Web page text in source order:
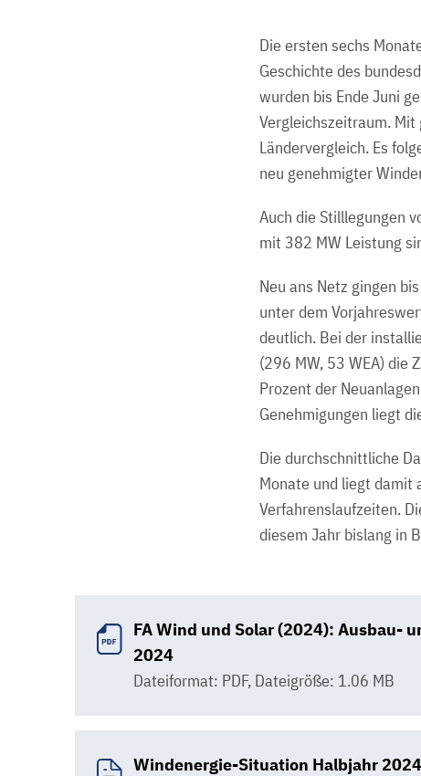
Die ersten sechs
Geschichte des
wurden bis Ende Juni
Vergleichszeitraum.
Ländervergleich. Es
neu genehmigter
Auch die Stilllegungen
mit 382 MW Leistung
Neu ans Netz gingen
unter dem
deutlich. Bei der
(296 MW, 53 WEA) die
Prozent der
Genehmigungen liegt
Die durchschnittliche
Monate und liegt damit
Verfahrenslaufzeiten.
diesem Jahr bislang in
FA Wind und Solar (2024): Ausbau-
2024
Dateiformat: PDF, Dateigröße: 1.06 MB
Windenergie-Situation Halbjahr 2024